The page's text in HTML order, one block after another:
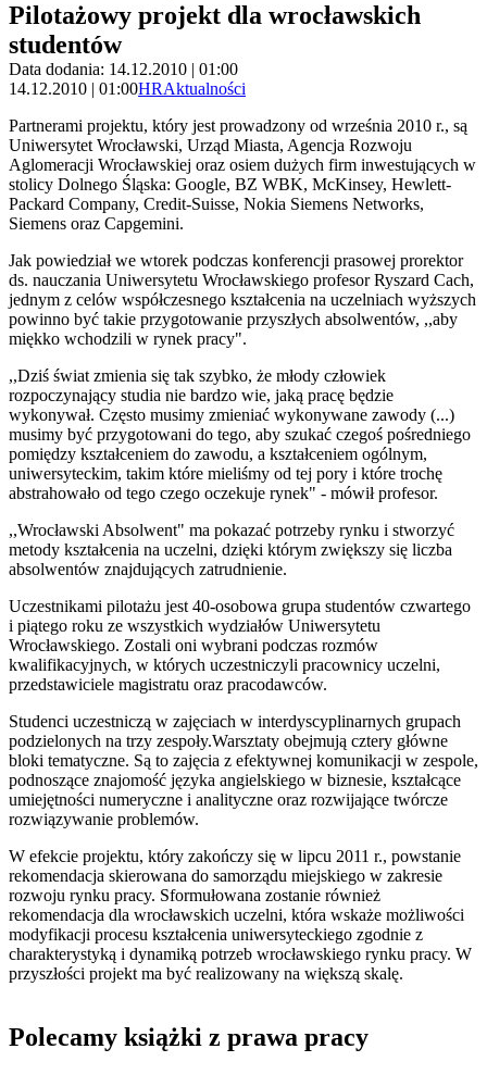
Pilotażowy projekt dla wrocławskich
studentów
Data dodania: 14.12.2010 | 01:00
14.12.2010 | 01:00HRAktualności
Partnerami projektu, który jest prowadzony od września 2010 r., są
Uniwersytet Wrocławski, Urząd Miasta, Agencja Rozwoju
Aglomeracji Wrocławskiej oraz osiem dużych firm inwestujących w
stolicy Dolnego Śląska: Google, BZ WBK, McKinsey, Hewlett-
Packard Company, Credit-Suisse, Nokia Siemens Networks,
Siemens oraz Capgemini.
Jak powiedział we wtorek podczas konferencji prasowej prorektor
ds. nauczania Uniwersytetu Wrocławskiego profesor Ryszard Cach,
jednym z celów współczesnego kształcenia na uczelniach wyższych
powinno być takie przygotowanie przyszłych absolwentów, ,,aby
miękko wchodzili w rynek pracy".
,,Dziś świat zmienia się tak szybko, że młody człowiek
rozpoczynający studia nie bardzo wie, jaką pracę będzie
wykonywał. Często musimy zmieniać wykonywane zawody (...)
musimy być przygotowani do tego, aby szukać czegoś pośredniego
pomiędzy kształceniem do zawodu, a kształceniem ogólnym,
uniwersyteckim, takim które mieliśmy od tej pory i które trochę
abstrahowało od tego czego oczekuje rynek" - mówił profesor.
,,Wrocławski Absolwent" ma pokazać potrzeby rynku i stworzyć
metody kształcenia na uczelni, dzięki którym zwiększy się liczba
absolwentów znajdujących zatrudnienie.
Uczestnikami pilotażu jest 40-osobowa grupa studentów czwartego
i piątego roku ze wszystkich wydziałów Uniwersytetu
Wrocławskiego. Zostali oni wybrani podczas rozmów
kwalifikacyjnych, w których uczestniczyli pracownicy uczelni,
przedstawiciele magistratu oraz pracodawców.
Studenci uczestniczą w zajęciach w interdyscyplinarnych grupach
podzielonych na trzy zespoły.Warsztaty obejmują cztery główne
bloki tematyczne. Są to zajęcia z efektywnej komunikacji w zespole,
podnoszące znajomość języka angielskiego w biznesie, kształcące
umiejętności numeryczne i analityczne oraz rozwijające twórcze
rozwiązywanie problemów.
W efekcie projektu, który zakończy się w lipcu 2011 r., powstanie
rekomendacja skierowana do samorządu miejskiego w zakresie
rozwoju rynku pracy. Sformułowana zostanie również
rekomendacja dla wrocławskich uczelni, która wskaże możliwości
modyfikacji procesu kształcenia uniwersyteckiego zgodnie z
charakterystyką i dynamiką potrzeb wrocławskiego rynku pracy. W
przyszłości projekt ma być realizowany na większą skalę.
Polecamy książki z prawa pracy